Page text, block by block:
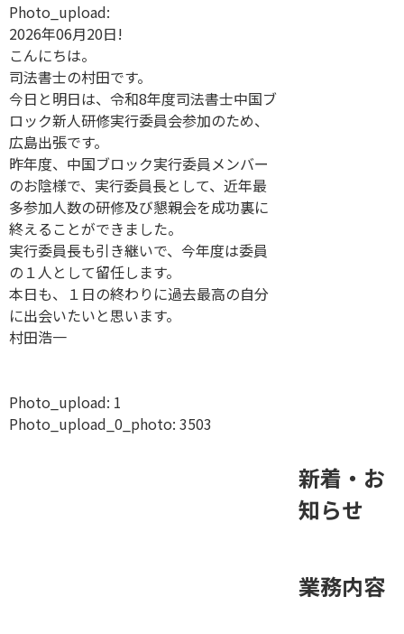
Photo_upload:
2026年06月20日!
こんにちは。
司法書士の村田です。
今日と明日は、令和8年度司法書士中国ブ
ロック新人研修実行委員会参加のため、
広島出張です。
昨年度、中国ブロック実行委員メンバー
のお陰様で、実行委員長として、近年最
多参加人数の研修及び懇親会を成功裏に
終えることができました。
実行委員長も引き継いで、今年度は委員
の１人として留任します。
本日も、１日の終わりに過去最高の自分
に出会いたいと思います。
村田浩一
Photo_upload: 1
Photo_upload_0_photo: 3503
新着・お
知らせ
業務内容